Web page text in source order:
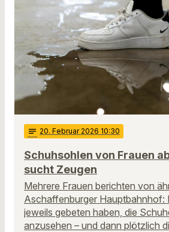
notes 20. Februar 2026 10:30
Schuhsohlen von Frauen
sucht Zeugen
Mehrere Frauen berichten von
Aschaffenburger Hauptbahnhof:
jeweils gebeten haben, die
anzusehen – und dann plötzlich